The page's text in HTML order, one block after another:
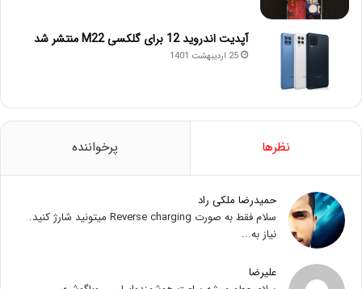
آپدیت اندروید 12 برای گلکسی M22 منتشر شد
25 اردیبهشت 1401
نظرها پرخواننده
حمیدرضا ملکی راد
سلام فقط به صورت Reverse charging میتونید شارژ کنید.
نیاز به...
علیرضا